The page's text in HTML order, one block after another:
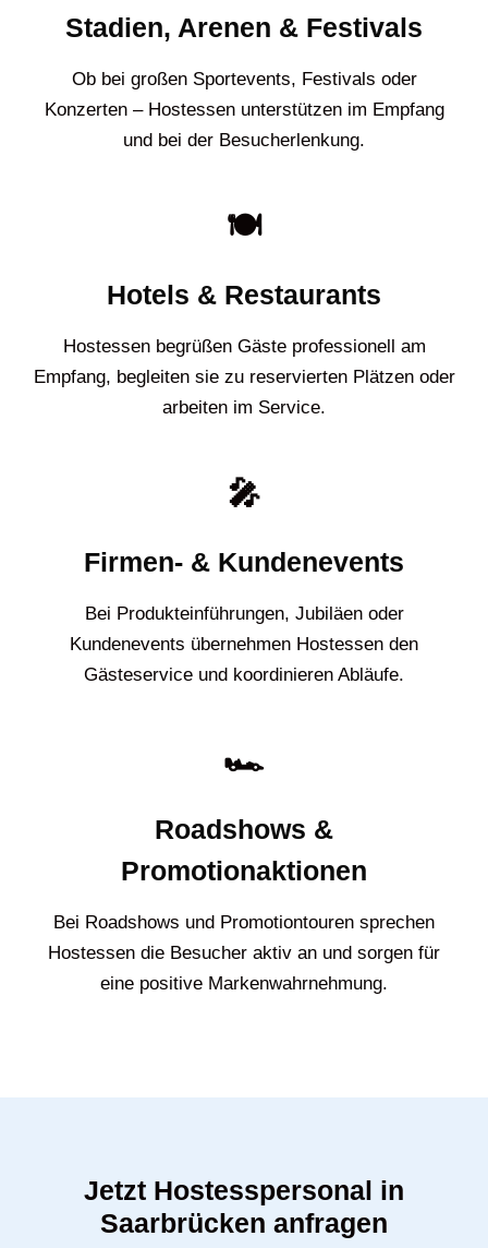
Stadien, Arenen & Festivals
Ob bei großen Sportevents, Festivals oder
Konzerten – Hostessen unterstützen im Empfang
und bei der Besucherlenkung.
🍽️
Hotels & Restaurants
Hostessen begrüßen Gäste professionell am
Empfang, begleiten sie zu reservierten Plätzen oder
arbeiten im Service.
🎤
Firmen- & Kundenevents
Bei Produkteinführungen, Jubiläen oder
Kundenevents übernehmen Hostessen den
Gästeservice und koordinieren Abläufe.
🏎️
Roadshows &
Promotionaktionen
Bei Roadshows und Promotiontouren sprechen
Hostessen die Besucher aktiv an und sorgen für
eine positive Markenwahrnehmung.
Jetzt Hostesspersonal in
Saarbrücken anfragen